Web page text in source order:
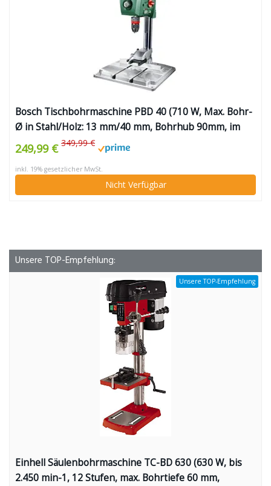
Bosch Tischbohrmaschine PBD 40 (710 W, Max. Bohr-
Ø in Stahl/Holz: 13 mm/40 mm, Bohrhub 90mm, im
Karton)
249,99 € 349,99 €
inkl. 19% gesetzlicher MwSt.
Nicht Verfügbar
Unsere TOP-Empfehlung:
Unsere TOP-Empfehlung
Einhell Säulenbohrmaschine TC-BD 630 (630 W, bis
2.450 min-1, 12 Stufen, max. Bohrtiefe 60 mm,